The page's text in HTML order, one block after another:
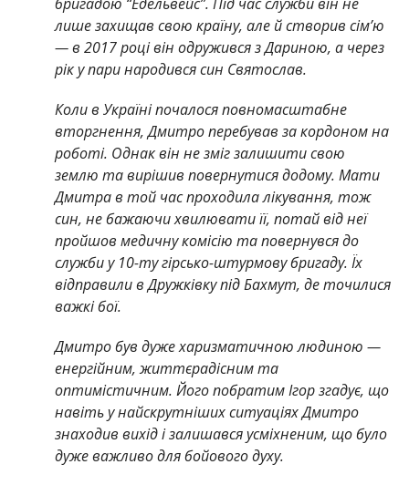
лише захищав свою країну, але й створив сім’ю
— в 2017 році він одружився з Дариною, а через
рік у пари народився син Святослав.
Коли в Україні почалося повномасштабне
вторгнення, Дмитро перебував за кордоном на
роботі. Однак він не зміг залишити свою
землю та вирішив повернутися додому. Мати
Дмитра в той час проходила лікування, тож
син, не бажаючи хвилювати її, потай від неї
пройшов медичну комісію та повернувся до
служби у 10-ту гірсько-штурмову бригаду. Їх
відправили в Дружківку під Бахмут, де точилися
важкі бої.
Дмитро був дуже харизматичною людиною —
енергійним, життєрадісним та
оптимістичним. Його побратим Ігор згадує, що
навіть у найскрутніших ситуаціях Дмитро
знаходив вихід і залишався усміхненим, що було
дуже важливо для бойового духу.